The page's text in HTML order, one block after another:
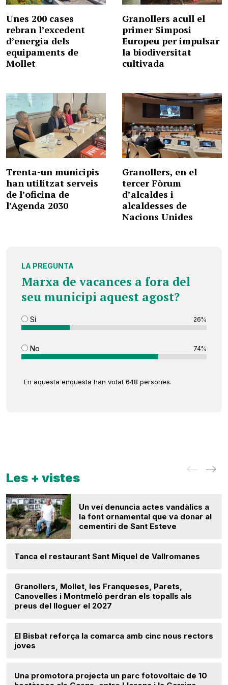
Unes 200 cases
rebran l’excedent
d’energia dels
equipaments de
Mollet
Granollers acull el
primer Simposi
Europeu per impulsar
la biodiversitat
cultivada
Trenta-un municipis
han utilitzat serveis
de l’oficina de
l’Agenda 2030
Granollers, en el
tercer Fòrum
d’alcaldes i
alcaldesses de
Nacions Unides
LA PREGUNTA
Marxa de vacances a fora del
seu municipi aquest agost?
Sí 26%
No 74%
En aquesta enquesta han votat 648 persones.
Les + vistes
Un veí denuncia actes vandàlics a
la font ornamental que va donar al
cementiri de Sant Esteve
Tanca el restaurant Sant Miquel de Vallromanes
Granollers, Mollet, les Franqueses, Parets,
Canovelles i Montmeló perdran els topalls als
preus del lloguer el 2027
El Bisbat reforça la comarca amb cinc nous rectors
joves
Una promotora projecta un parc fotovoltaic de 10